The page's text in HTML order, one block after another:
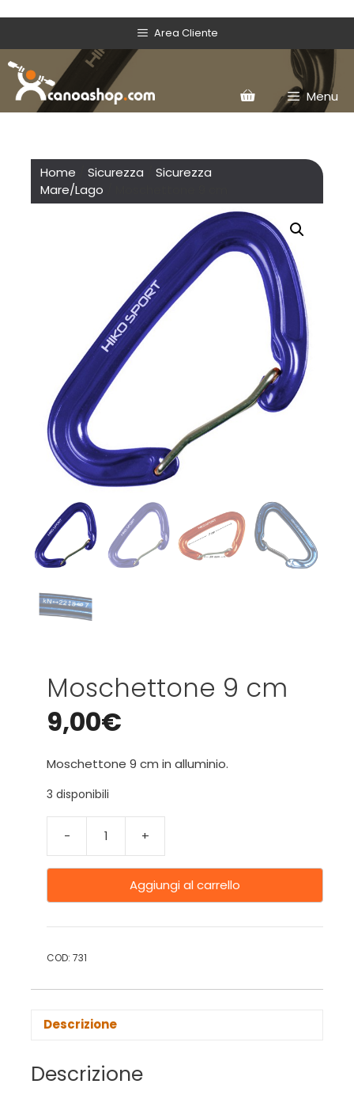
Area Cliente
Menu
Home Sicurezza
Sicurezza
Mare/Lago
Moschettone 9 cm
9,00€
Moschettone 9 cm in alluminio.
3 disponibili
- +
Aggiungi al carrello
COD: 731
Descrizione
Descrizione